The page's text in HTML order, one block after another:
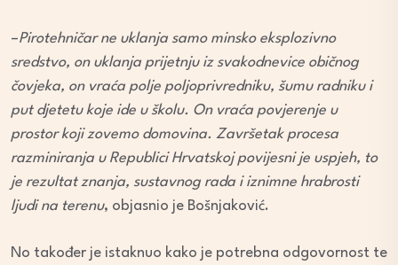
–Pirotehničar ne uklanja samo minsko eksplozivno
sredstvo, on uklanja prijetnju iz svakodnevice običnog
čovjeka, on vraća polje poljoprivredniku, šumu radniku i
put djetetu koje ide u školu. On vraća povjerenje u
prostor koji zovemo domovina. Završetak procesa
razminiranja u Republici Hrvatskoj povijesni je uspjeh, to
je rezultat znanja, sustavnog rada i iznimne hrabrosti
ljudi na terenu, objasnio je Bošnjaković.
No također je istaknuo kako je potrebna odgovornost te